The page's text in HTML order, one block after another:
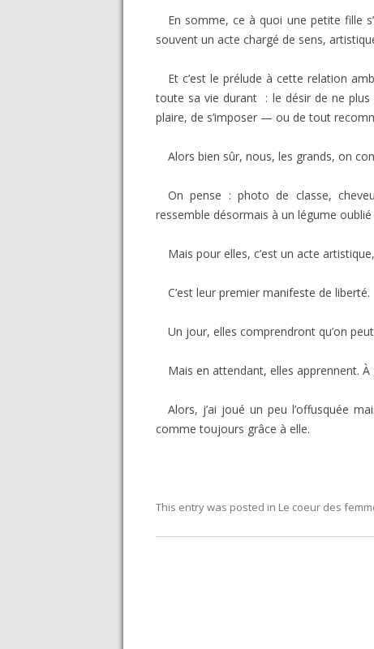
En somme, ce à quoi une petite fille
souvent un acte chargé de sens,
Et c’est le prélude à cette relation
toute sa vie durant : le désir de ne plus
plaire, de s’imposer — ou de tout
Alors bien sûr, nous, les grands, on
On pense : photo de classe,
ressemble désormais à un légume
Mais pour elles, c’est un acte
C’est leur premier manifeste de liberté.
Un jour, elles comprendront qu’on
Mais en attendant, elles apprennent.
Alors, j’ai joué un peu l’offusquée
comme toujours grâce à elle.
This entry was posted in Le coeur des